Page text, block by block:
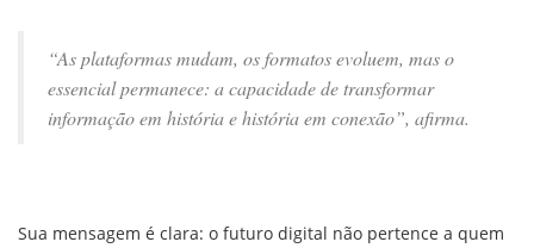
“As plataformas mudam, os formatos evoluem, mas o
essencial permanece: a capacidade de transformar
informação em história e história em conexão”, afirma.
Sua mensagem é clara: o futuro digital não pertence a quem